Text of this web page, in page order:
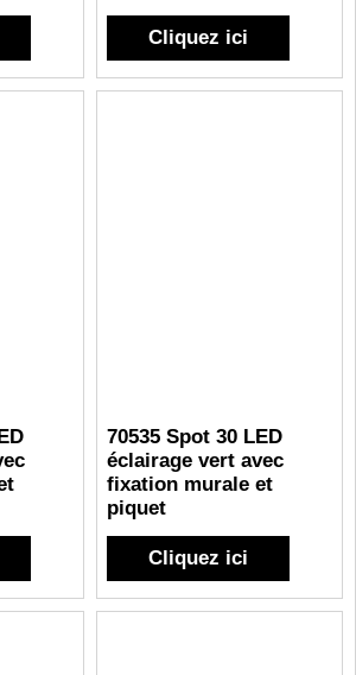
Cliquez ici
70535 Spot 30 LED
éclairage vert avec
fixation murale et
piquet
Cliquez ici